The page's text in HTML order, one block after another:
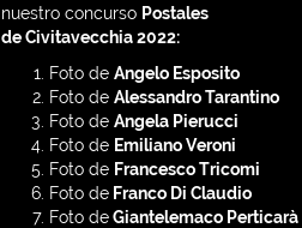
nuestro concurso Postales
de Civitavecchia 2022:
Foto de Angelo Esposito
Foto de Alessandro Tarantino
Foto de Angela Pierucci
Foto de Emiliano Veroni
Foto de Francesco Tricomi
Foto de Franco Di Claudio
Foto deGiantelemaco Perticarà